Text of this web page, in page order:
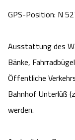
GPS-Position: N
Ausstattung des
Bänke,
Öffentliche
Bahnhof Unterlüß
werden.